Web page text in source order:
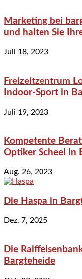
Marketing bei
und halten Sie
Juli 18, 2023
Freizeitzentrum
Indoor-Sport in
Juli 19, 2023
Kompetente
Optiker Scheel in
Aug. 26, 2023
Die Haspa in
Dez. 7, 2025
Die
Bargteheide